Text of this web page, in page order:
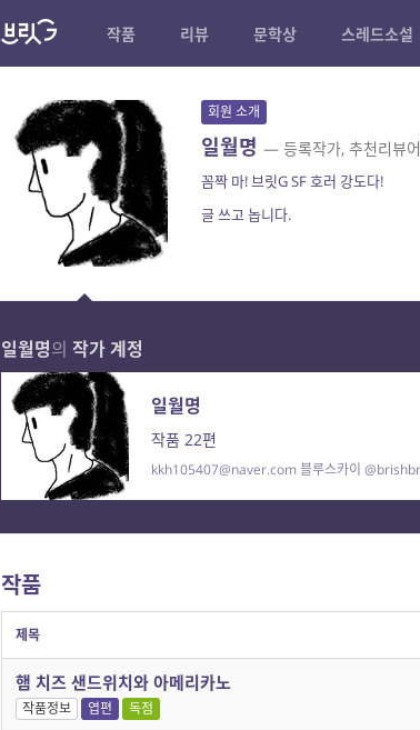
작품 리뷰 문학상 스레드소설
회원 소개
일월명 — 등록작가, 추천리뷰어
꼼짝 마! 브릿G SF 호러 강도다!
글 쓰고 놉니다.
일월명의 작가 계정
일월명
작품 22편
작품
제목
햄 치즈 샌드위치와 아메리카노
작품정보 엽편 독점